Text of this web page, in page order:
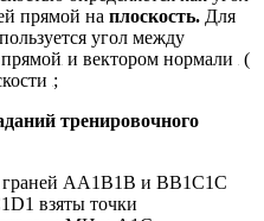
прямой на плоскость. Для
угол между
и вектором нормали (
;
тренировочного
AA1B1B и ВВ1С1С
взяты точки